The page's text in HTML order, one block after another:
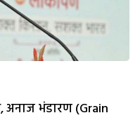
अनाज भंडारण (Grain